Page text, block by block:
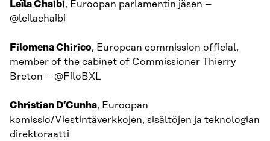
Leïla Chaibi, Euroopan parlamentin jäsen –
@leilachaibi
Filomena Chirico, European commission official,
member of the cabinet of Commissioner Thierry
Breton – @FiloBXL
Christian D’Cunha, Euroopan
komissio/Viestintäverkkojen, sisältöjen ja teknologian
direktoraatti